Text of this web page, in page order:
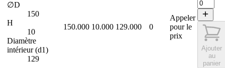
∅D
150
H
10
Diamètre
intérieur (d1)
129
150.000 10.000 129.000 0
Appeler
pour le
prix
Ajouter
au
panier